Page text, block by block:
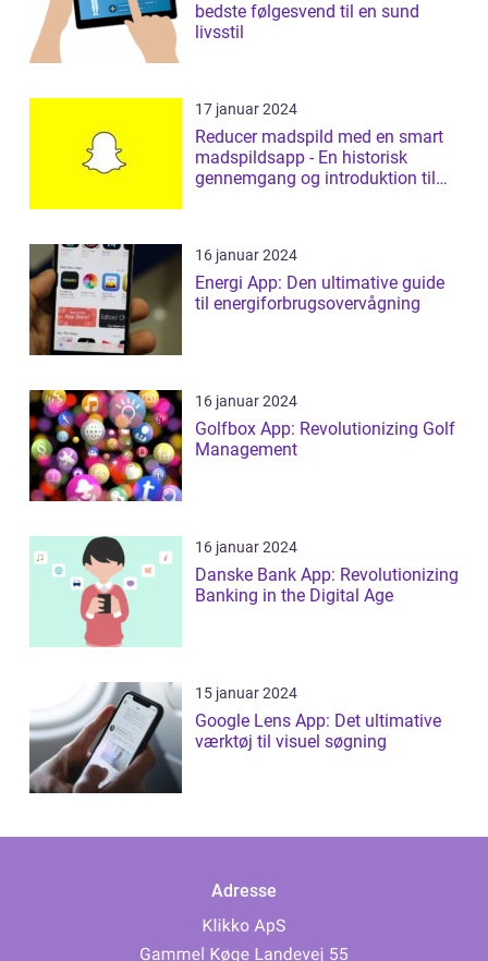
bedste følgesvend til en sund
livsstil
17 januar 2024
Reducer madspild med en smart
madspildsapp - En historisk
gennemgang og introduktion til
16 januar 2024
Energi App: Den ultimative guide
til energiforbrugsovervågning
16 januar 2024
Golfbox App: Revolutionizing Golf
Management
16 januar 2024
Danske Bank App: Revolutionizing
Banking in the Digital Age
15 januar 2024
Google Lens App: Det ultimative
værktøj til visuel søgning
Adresse